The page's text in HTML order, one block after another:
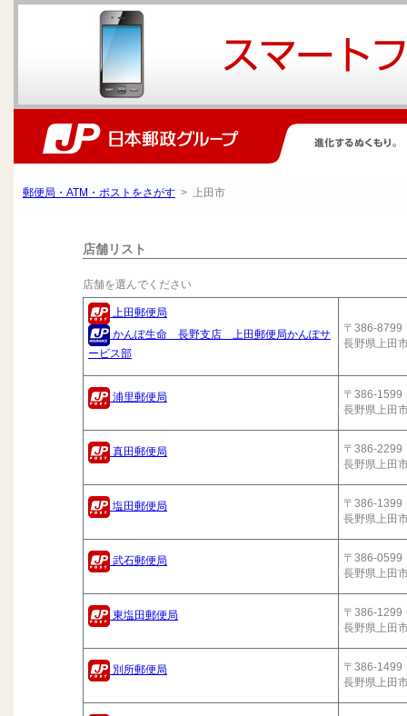
郵便局・ATM・ポストをさがす > 上田市
店舗リスト
店舗を選んでください
上田郵便局
かんぽ生命 長野支店 上田郵便局かんぽサ
ービス部
〒386-8799
長野県上田
浦里郵便局
〒386-1599
長野県上田
真田郵便局
〒386-2299
長野県上田
塩田郵便局
〒386-1399
長野県上田
武石郵便局
〒386-0599
長野県上田
東塩田郵便局
〒386-1299
長野県上田
別所郵便局
〒386-1499
長野県上田